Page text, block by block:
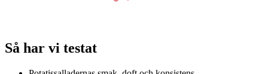
Så har vi testat